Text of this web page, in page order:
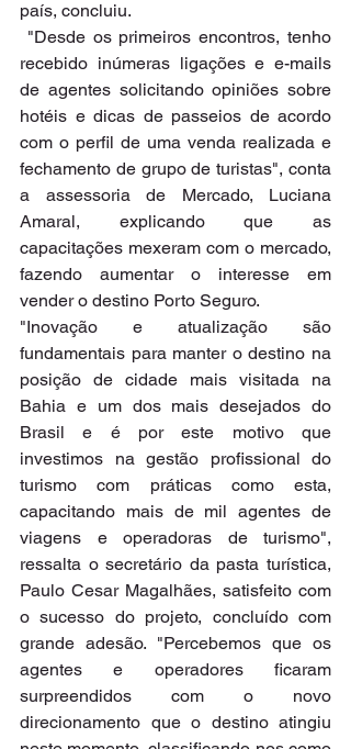
país, concluiu.
recebido inúmeras ligações e e-mails
de agentes solicitando opiniões sobre
hotéis e dicas de passeios de acordo
com o perfil de uma venda realizada e
fechamento de grupo de turistas", conta
a assessoria de Mercado, Luciana
Amaral, explicando que as
capacitações mexeram com o mercado,
fazendo aumentar o interesse em
vender o destino Porto Seguro.
"Inovação e atualização são
fundamentais para manter o destino na
posição de cidade mais visitada na
Bahia e um dos mais desejados do
Brasil e é por este motivo que
investimos na gestão profissional do
turismo com práticas como esta,
capacitando mais de mil agentes de
viagens e operadoras de turismo",
ressalta o secretário da pasta turística,
Paulo Cesar Magalhães, satisfeito com
o sucesso do projeto, concluído com
grande adesão. "Percebemos que os
agentes e operadores ficaram
surpreendidos com o novo
direcionamento que o destino atingiu